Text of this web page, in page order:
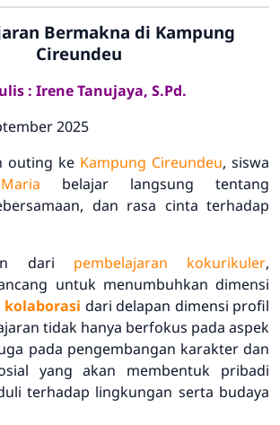
Bermakna di Kampung
Cireundeu
: Irene Tanujaya, S.Pd.
2025
outing ke Kampung Cireundeu, siswa
belajar langsung tentang
dan rasa cinta terhadap
dari pembelajaran kokurikuler,
untuk menumbuhkan dimensi
kolaborasi dari delapan dimensi profil
tidak hanya berfokus pada aspek
pada pengembangan karakter dan
yang akan membentuk pribadi
terhadap lingkungan serta budaya